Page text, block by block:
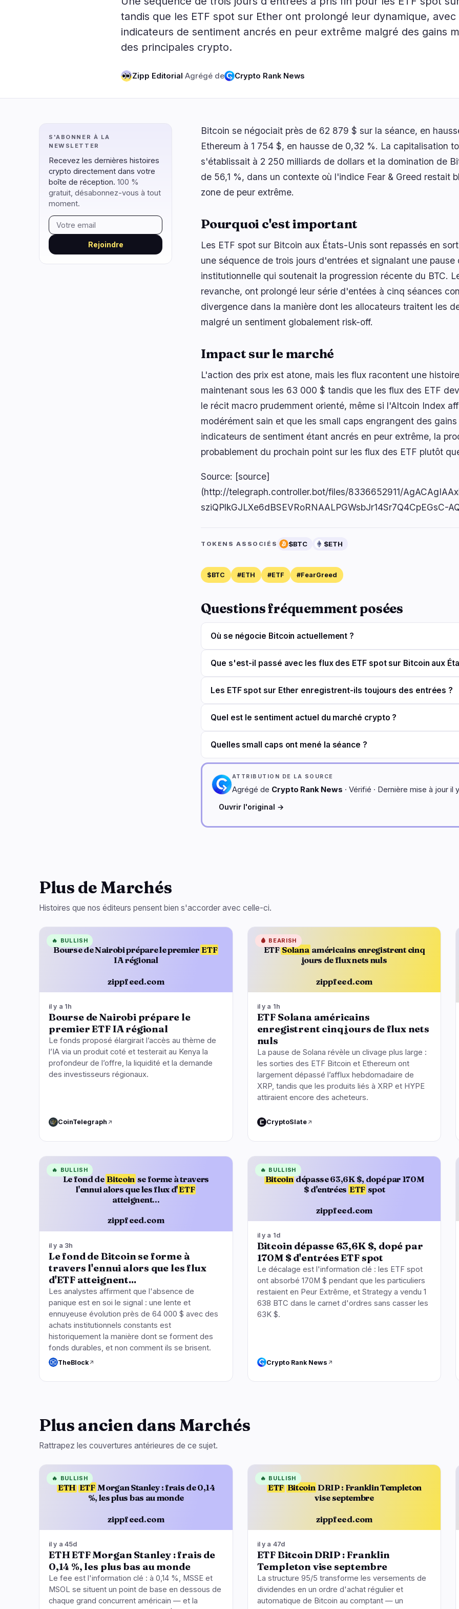
1
0
0
0
Technologie
Protocoles 0
Mises à Niveau
IA 2
Affaires
Institutionnel 1
Partenariats
Écosystèmes
Bitcoin
naviguer
tandis que les ETF spot sur Ether ont prolongé leur dynamique, avec
indicateurs de sentiment ancrés en peur extrême malgré des gains
des principales crypto.
Zipp Editorial·Agrégé de Crypto Rank News
S'ABONNER À LA
NEWSLETTER
Recevez les dernières histoires
crypto directement dans votre
boîte de réception. 100 %
gratuit, désabonnez-vous à tout
moment.
Rejoindre
Bitcoin se négociait près de 62 879 $ sur la séance, en
Ethereum à 1 754 $, en hausse de 0,32 %. La capitalisation
s'établissait à 2 250 milliards de dollars et la domination de
de 56,1 %, dans un contexte où l'indice Fear & Greed restait
zone de peur extrême.
Pourquoi c'est important
Les ETF spot sur Bitcoin aux États-Unis sont repassés en
une séquence de trois jours d'entrées et signalant une pause
institutionnelle qui soutenait la progression récente du BTC.
revanche, ont prolongé leur série d'entées à cinq séances
divergence dans la manière dont les allocateurs traitent les
malgré un sentiment globalement risk-off.
Impact sur le marché
L'action des prix est atone, mais les flux racontent une
maintenant sous les 63 000 $ tandis que les flux des ETF
le récit macro prudemment orienté, même si l'Altcoin Index
modérément sain et que les small caps engrangent des
indicateurs de sentiment étant ancrés en peur extrême, la
probablement du prochain point sur les flux des ETF plutôt
Source: [source]
(http://telegraph.controller.bot/files/8336652911/
sziQPlkGJLXe6dBSEVRoRNAALPGWsbJr14Sr7Q4CpEGsC-
TOKENS ASSOCIÉS $BTC $ETH
$BTC #ETH #ETF #FearGreed
Questions fréquemment posées
Où se négocie Bitcoin actuellement ?
Que s'est-il passé avec les flux des ETF spot sur Bitcoin aux
Les ETF spot sur Ether enregistrent-ils toujours des entrées ?
Quel est le sentiment actuel du marché crypto ?
Quelles small caps ont mené la séance ?
ATTRIBUTION DE LA SOURCE
Agrégé de Crypto Rank News · Vérifié · Dernière mise à jour il
Ouvrir l'original →
Plus de Marchés
Histoires que nos éditeurs pensent bien s'accorder avec celle-ci.
Bourse de Nairobi prépare le premier ETF
IA régional
zippfeed.com
🔥 BULLISH
il y a 1h
Bourse de Nairobi prépare le
premier ETF IA régional
Le fonds proposé élargirait l’accès au thème de
l’IA via un produit coté et testerait au Kenya la
profondeur de l’offre, la liquidité et la demande
des investisseurs régionaux.
CoinTelegraph
ETFSolana américains enregistrent cinq
jours de flux nets nuls
zippfeed.com
🩸 BEARISH
il y a 1h
ETF Solana américains
enregistrent cinq jours de flux nets
nuls
La pause de Solana révèle un clivage plus large :
les sorties des ETF Bitcoin et Ethereum ont
largement dépassé l’afflux hebdomadaire de
XRP, tandis que les produits liés à XRP et HYPE
attiraient encore des acheteurs.
CryptoSlate
Le fond de Bitcoin se forme à travers
l'ennui alors que les flux d'ETF
atteignent...
zippfeed.com
🔥 BULLISH
il y a 3h
Le fond de Bitcoin se forme à
travers l'ennui alors que les flux
d'ETF atteignent...
Les analystes affirment que l'absence de
panique est en soi le signal : une lente et
ennuyeuse évolution près de 64 000 $ avec des
achats institutionnels constants est
historiquement la manière dont se forment des
fonds durables, et non comment ils se brisent.
TheBlock
Bitcoindépasse 63,6K $, dopé par 170M
$ d'entrées ETF spot
zippfeed.com
🔥 BULLISH
il y a 1d
Bitcoin dépasse 63,6K $, dopé par
170M $ d'entrées ETF spot
Le décalage est l'information clé : les ETF spot
ont absorbé 170M $ pendant que les particuliers
restaient en Peur Extrême, et Strategy a vendu 1
638 BTC dans le carnet d'ordres sans casser les
63K $.
Crypto Rank News
Plus ancien dans Marchés
Rattrapez les couvertures antérieures de ce sujet.
ETH ETF Morgan Stanley : frais de 0,14
%, les plus bas au monde
zippfeed.com
🔥 BULLISH
il y a 45d
ETH ETF Morgan Stanley : frais de
0,14 %, les plus bas au monde
Le fee est l'information clé : à 0,14 %, MSSE et
MSOL se situent un point de base en dessous de
chaque grand concurrent américain — et la
ETF Bitcoin DRIP : Franklin Templeton
vise septembre
zippfeed.com
🔥 BULLISH
il y a 47d
ETF Bitcoin DRIP : Franklin
Templeton vise septembre
La structure 95/5 transforme les versements de
dividendes en un ordre d'achat régulier et
automatique de Bitcoin au comptant — un